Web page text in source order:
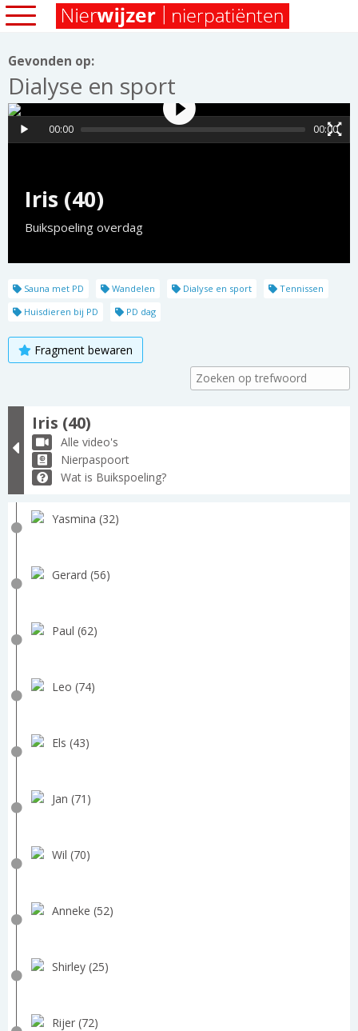
Gevonden op:
Dialyse en sport
Iris (40)
Buikspoeling overdag
00:00 00:00
Sauna met PD Wandelen Dialyse en sport
Tennissen
Huisdieren bij PD
PD dag
Fragment bewaren
Iris (40)
Alle video's
Nierpaspoort
Wat is Buikspoeling?
Yasmina (32)
Gerard (56)
Paul (62)
Leo (74)
Els (43)
Jan (71)
Wil (70)
Anneke (52)
Shirley (25)
Rijer (72)